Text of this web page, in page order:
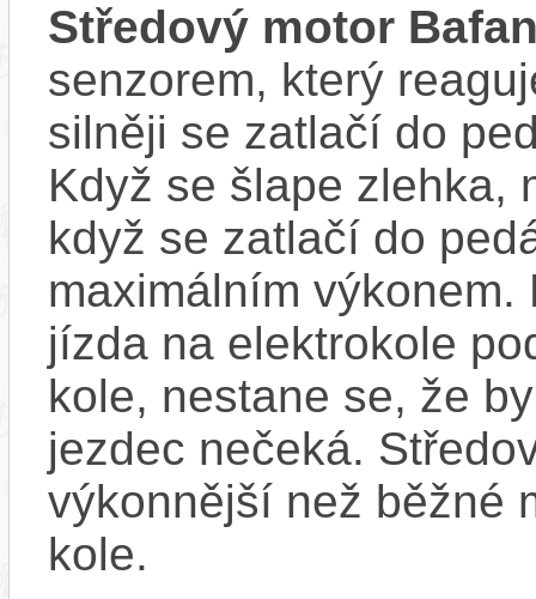
Středový motor
senzorem, který
silněji se zatlačí do
Když se šlape zlehka,
když se zatlačí do
maximálním
jízda na elektrokole
kole, nestane se, že
jezdec nečeká.
výkonnější než běžné
kole.